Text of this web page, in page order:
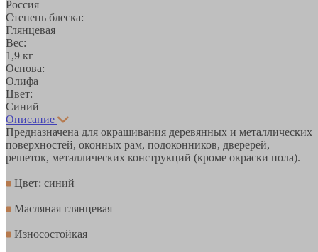
Россия
Степень блеска:
Глянцевая
Вес:
1,9 кг
Основа:
Олифа
Цвет:
Синий
Описание
Предназначена для окрашивания деревянных и металлических
поверхностей, оконных рам, подоконников, дверерей,
решеток, металлических конструкций (кроме окраски пола).
Цвет: синий
Масляная глянцевая
Износостойкая